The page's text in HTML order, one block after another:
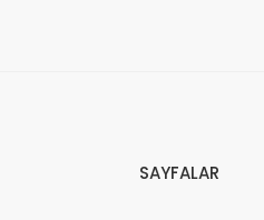
SAYFALAR